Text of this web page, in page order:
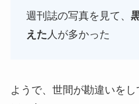
週刊誌の写真を見て、
えた 人が多かった
ようで、世間が勘違いを